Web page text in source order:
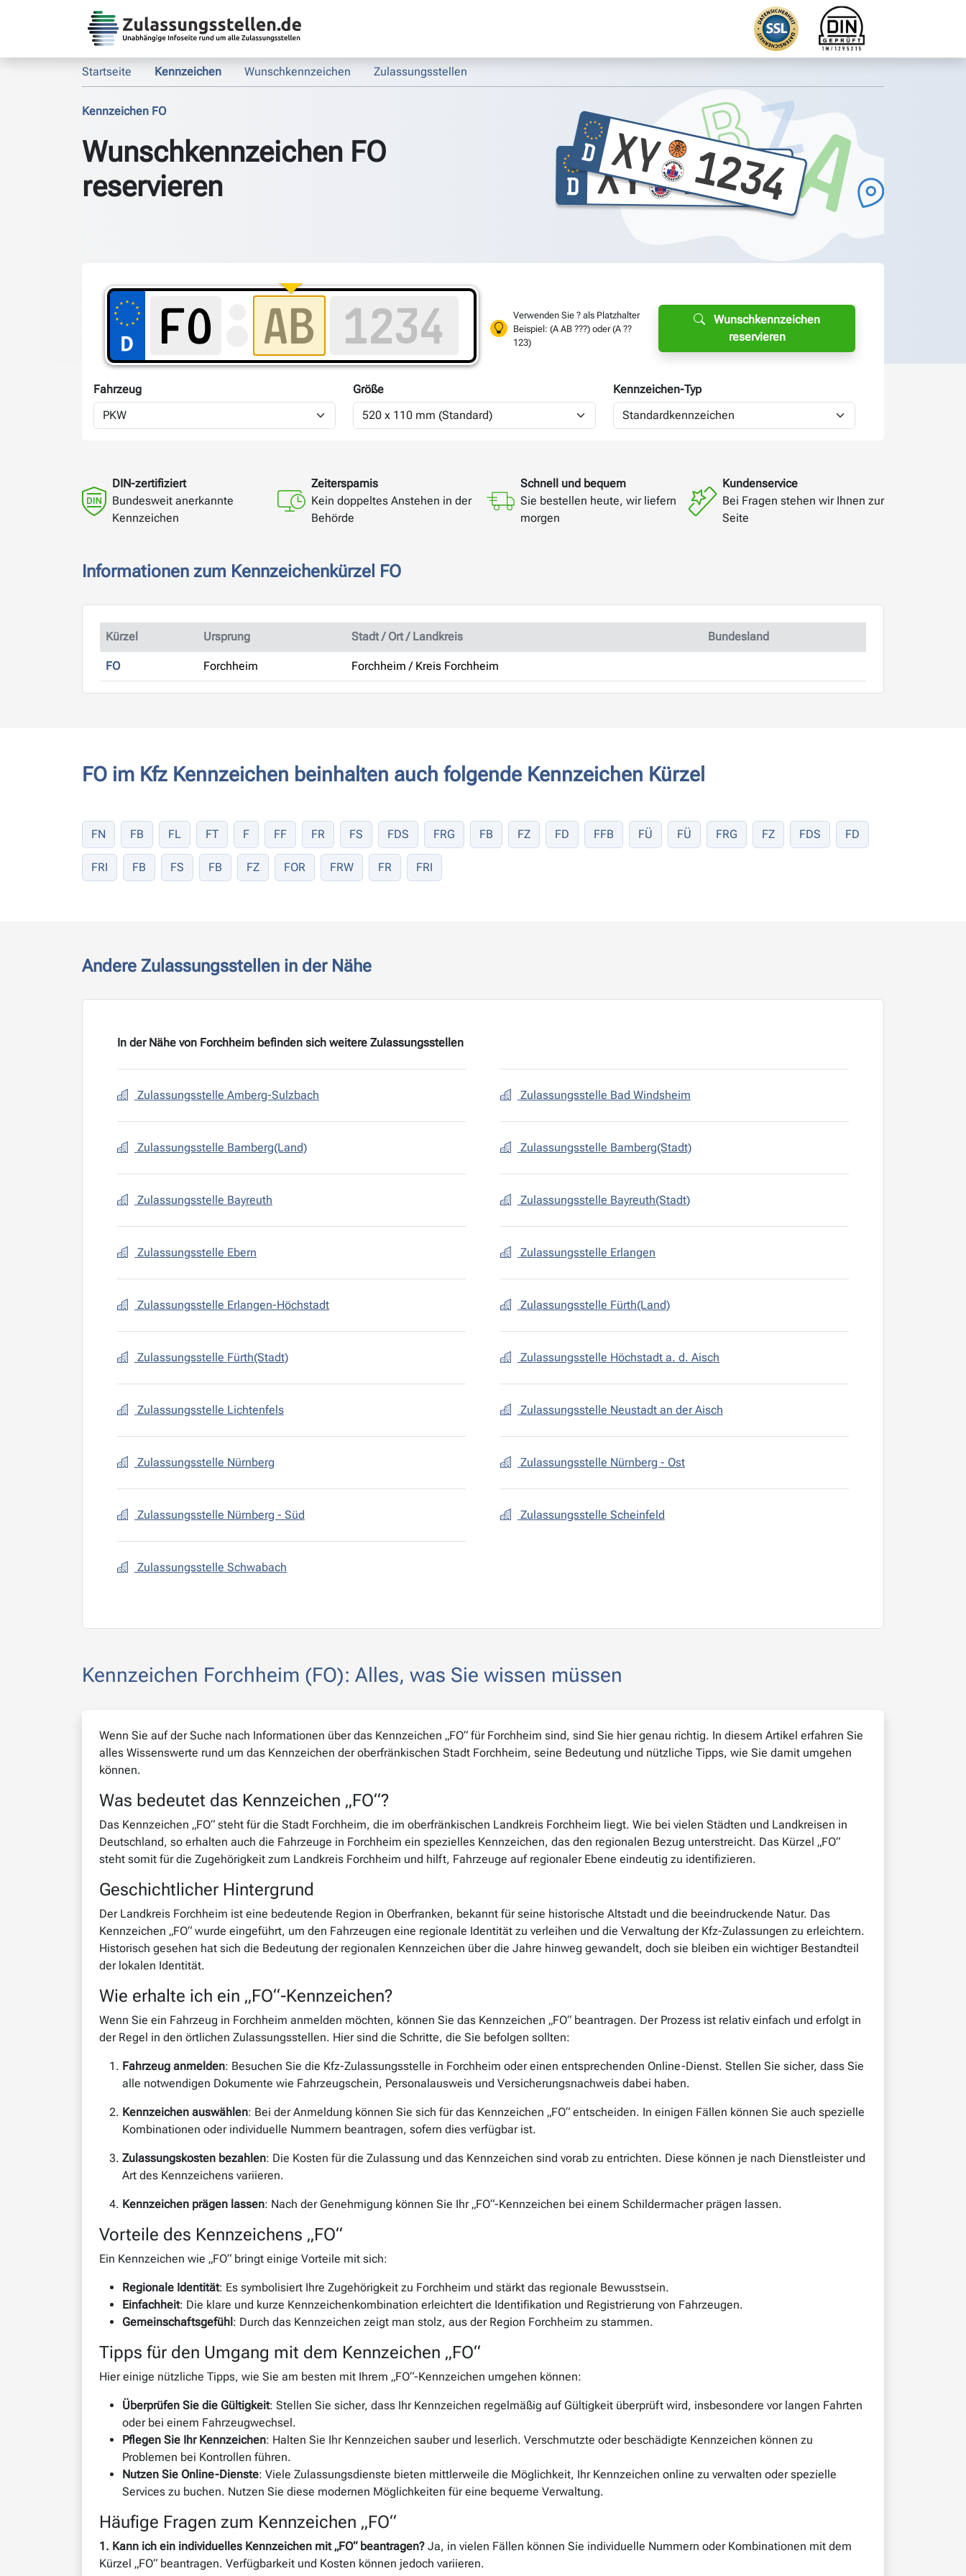
Startseite Kennzeichen Wunschkennzeichen Zulassungsstellen
Kennzeichen FO
Wunschkennzeichen FO
reservieren
Verwenden Sie ? als Platzhalter
Beispiel: (A AB ???) oder (A ??
123)
Wunschkennzeichen
reservieren
Fahrzeug Größe Kennzeichen-Typ
DIN-zertifiziert
Bundesweit anerkannte
Kennzeichen
Zeitersparnis
Kein doppeltes Anstehen in der
Behörde
Schnell und bequem
Sie bestellen heute, wir liefern
morgen
Kundenservice
Bei Fragen stehen wir Ihnen zur
Seite
Informationen zum Kennzeichenkürzel FO
Kürzel Ursprung Stadt / Ort / Landkreis Bundesland
FO Forchheim Forchheim / Kreis Forchheim
FO im Kfz Kennzeichen beinhalten auch folgende Kennzeichen Kürzel
FN FB FL FT F FF FR FS FDS FRG FB FZ FD FFB FÜ FÜ FRG FZ FDS FD
FRI FB FS FB FZ FOR FRW FR FRI
Andere Zulassungsstellen in der Nähe
In der Nähe von Forchheim befinden sich weitere Zulassungsstellen
Zulassungsstelle Amberg-Sulzbach Zulassungsstelle Bad Windsheim
Zulassungsstelle Bamberg(Land) Zulassungsstelle Bamberg(Stadt)
Zulassungsstelle Bayreuth Zulassungsstelle Bayreuth(Stadt)
Zulassungsstelle Ebern Zulassungsstelle Erlangen
Zulassungsstelle Erlangen-Höchstadt Zulassungsstelle Fürth(Land)
Zulassungsstelle Fürth(Stadt) Zulassungsstelle Höchstadt a. d. Aisch
Zulassungsstelle Lichtenfels Zulassungsstelle Neustadt an der Aisch
Zulassungsstelle Nürnberg Zulassungsstelle Nürnberg - Ost
Zulassungsstelle Nürnberg - Süd Zulassungsstelle Scheinfeld
Zulassungsstelle Schwabach
Kennzeichen Forchheim (FO): Alles, was Sie wissen müssen
Wenn Sie auf der Suche nach Informationen über das Kennzeichen „FO“ für Forchheim sind, sind Sie hier genau richtig. In diesem Artikel erfahren Sie
alles Wissenswerte rund um das Kennzeichen der oberfränkischen Stadt Forchheim, seine Bedeutung und nützliche Tipps, wie Sie damit umgehen
können.
Was bedeutet das Kennzeichen „FO“?
Das Kennzeichen „FO“ steht für die Stadt Forchheim, die im oberfränkischen Landkreis Forchheim liegt. Wie bei vielen Städten und Landkreisen in
Deutschland, so erhalten auch die Fahrzeuge in Forchheim ein spezielles Kennzeichen, das den regionalen Bezug unterstreicht. Das Kürzel „FO“
steht somit für die Zugehörigkeit zum Landkreis Forchheim und hilft, Fahrzeuge auf regionaler Ebene eindeutig zu identifizieren.
Geschichtlicher Hintergrund
Der Landkreis Forchheim ist eine bedeutende Region in Oberfranken, bekannt für seine historische Altstadt und die beeindruckende Natur. Das
Kennzeichen „FO“ wurde eingeführt, um den Fahrzeugen eine regionale Identität zu verleihen und die Verwaltung der Kfz-Zulassungen zu erleichtern.
Historisch gesehen hat sich die Bedeutung der regionalen Kennzeichen über die Jahre hinweg gewandelt, doch sie bleiben ein wichtiger Bestandteil
der lokalen Identität.
Wie erhalte ich ein „FO“-Kennzeichen?
Wenn Sie ein Fahrzeug in Forchheim anmelden möchten, können Sie das Kennzeichen „FO“ beantragen. Der Prozess ist relativ einfach und erfolgt in
der Regel in den örtlichen Zulassungsstellen. Hier sind die Schritte, die Sie befolgen sollten:
Fahrzeug anmelden: Besuchen Sie die Kfz-Zulassungsstelle in Forchheim oder einen entsprechenden Online-Dienst. Stellen Sie sicher, dass Sie
alle notwendigen Dokumente wie Fahrzeugschein, Personalausweis und Versicherungsnachweis dabei haben.
Kennzeichen auswählen: Bei der Anmeldung können Sie sich für das Kennzeichen „FO“ entscheiden. In einigen Fällen können Sie auch spezielle
Kombinationen oder individuelle Nummern beantragen, sofern dies verfügbar ist.
Zulassungskosten bezahlen: Die Kosten für die Zulassung und das Kennzeichen sind vorab zu entrichten. Diese können je nach Dienstleister und
Art des Kennzeichens variieren.
Kennzeichen prägen lassen: Nach der Genehmigung können Sie Ihr „FO“-Kennzeichen bei einem Schildermacher prägen lassen.
Vorteile des Kennzeichens „FO“
Ein Kennzeichen wie „FO“ bringt einige Vorteile mit sich:
Regionale Identität: Es symbolisiert Ihre Zugehörigkeit zu Forchheim und stärkt das regionale Bewusstsein.
Einfachheit: Die klare und kurze Kennzeichenkombination erleichtert die Identifikation und Registrierung von Fahrzeugen.
Gemeinschaftsgefühl: Durch das Kennzeichen zeigt man stolz, aus der Region Forchheim zu stammen.
Tipps für den Umgang mit dem Kennzeichen „FO“
Hier einige nützliche Tipps, wie Sie am besten mit Ihrem „FO“-Kennzeichen umgehen können:
Überprüfen Sie die Gültigkeit: Stellen Sie sicher, dass Ihr Kennzeichen regelmäßig auf Gültigkeit überprüft wird, insbesondere vor langen Fahrten
oder bei einem Fahrzeugwechsel.
Pflegen Sie Ihr Kennzeichen: Halten Sie Ihr Kennzeichen sauber und leserlich. Verschmutzte oder beschädigte Kennzeichen können zu
Problemen bei Kontrollen führen.
Nutzen Sie Online-Dienste: Viele Zulassungsdienste bieten mittlerweile die Möglichkeit, Ihr Kennzeichen online zu verwalten oder spezielle
Services zu buchen. Nutzen Sie diese modernen Möglichkeiten für eine bequeme Verwaltung.
Häufige Fragen zum Kennzeichen „FO“
1. Kann ich ein individuelles Kennzeichen mit „FO“ beantragen? Ja, in vielen Fällen können Sie individuelle Nummern oder Kombinationen mit dem
Kürzel „FO“ beantragen. Verfügbarkeit und Kosten können jedoch variieren.